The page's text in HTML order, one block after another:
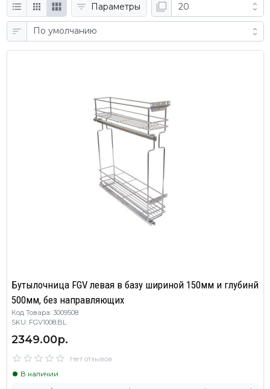
Параметры
Бутылочница FGV левая в базу шириной 150мм и глубинй
500мм, без направляющих
Код Товара: 3009508
SKU: FGV1008.BL
2349.00р.
Нет отзывов
В наличии